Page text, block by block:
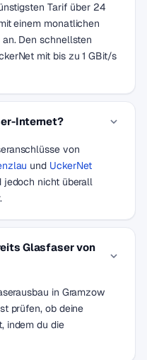
Tarif über 24
einem monatlichen
Den schnellsten
mit bis zu 1 GBit/s
Internet?
von
und UckerNet
jedoch nicht überall
Glasfaser von
in Gramzow
prüfen, ob deine
indem du die